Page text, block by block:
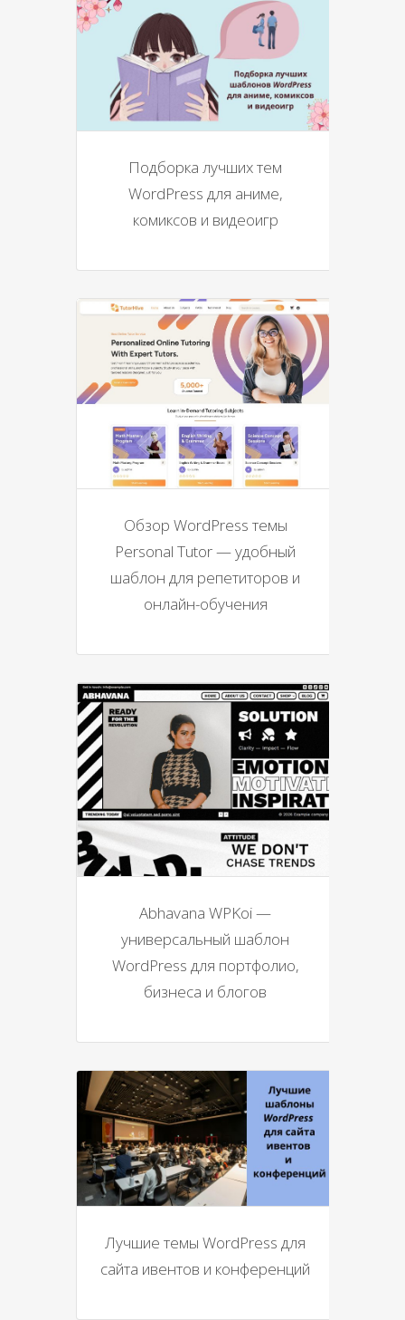
Подборка лучших тем
WordPress для аниме,
комиксов и видеоигр
Обзор WordPress темы
Personal Tutor — удобный
шаблон для репетиторов и
онлайн-обучения
Abhavana WPKoi —
универсальный шаблон
WordPress для портфолио,
бизнеса и блогов
Лучшие темы WordPress для
сайта ивентов и конференций